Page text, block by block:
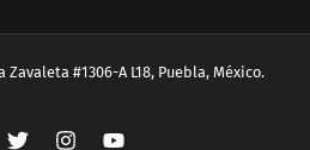
#1306-A L18, Puebla, México.